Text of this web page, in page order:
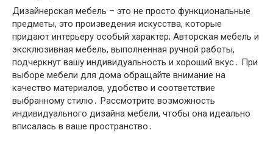
Дизайнерская мебель – это не просто функциональные
предметы, это произведения искусства, которые
придают интерьеру особый характер; Авторская мебель и
эксклюзивная мебель, выполненная ручной работы,
подчеркнут вашу индивидуальность и хороший вкус․ При
выборе мебели для дома обращайте внимание на
качество материалов, удобство и соответствие
выбранному стилю․ Рассмотрите возможность
индивидуального дизайна мебели, чтобы она идеально
вписалась в ваше пространство․